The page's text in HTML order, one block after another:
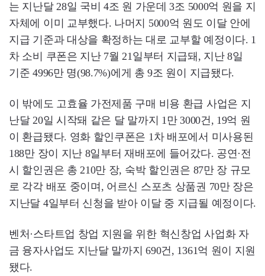
는 지난달 28일 국비 4조 원 가운데 3조 5000억 원을 지
자체에 이미 교부했다. 나머지 5000억 원도 이달 안에
지급 기준과 대상을 확정하는 대로 교부할 예정이다. 1
차 소비 쿠폰은 지난 7월 21일부터 지급돼, 지난 8일
기준 4996만 명(98.7%)에게 총 9조 원이 지급됐다.
이 밖에도 고효율 가전제품 구매 비용 환급 사업은 지
난달 20일 시작돼 같은 달 말까지 1만 3000건, 19억 원
이 환급됐다. 영화 할인쿠폰은 1차 배포에서 미사용된
188만 장이 지난 8일부터 재배포에 들어갔다. 공연·전
시 할인권은 총 210만 장, 숙박 할인권은 87만 장 규모
로 각각 배포 중이며, 어르신 스포츠 상품권 70만 장은
지난달 4일부터 신청을 받아 이달 중 지급될 예정이다.
벤처·스타트업 창업 지원을 위한 혁신창업 사업화 자
금 융자사업도 지난달 말까지 690건, 1361억 원이 지원
됐다.